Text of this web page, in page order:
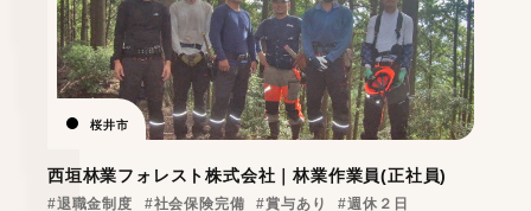
桜井市
西垣林業フォレスト株式会社｜林業作業員(正社員)
#退職金制度 #社会保険完備 #賞与あり
#週休２日